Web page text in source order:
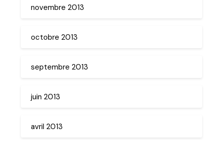
novembre 2013
octobre 2013
septembre 2013
juin 2013
avril 2013